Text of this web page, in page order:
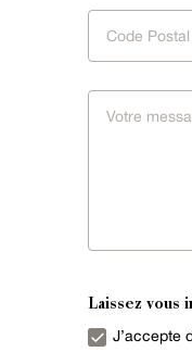
Laissez vous
J’accepte